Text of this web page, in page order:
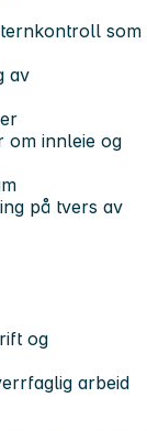
som
av
om innleie og
på tvers av
og
arbeid